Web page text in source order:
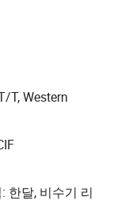
의 품질, 신뢰
수해 왔습니다.
조립까지 각
관리 팀이 엄
광푸신의 고객
의 요구를 충
지속적으로 제
구합니다.
T, Western
한달, 비수기 리